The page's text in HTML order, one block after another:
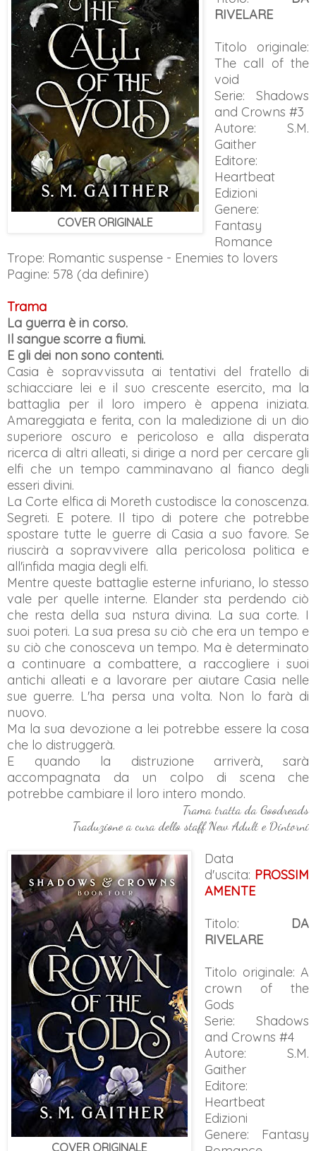
COVER ORIGINALE
RIVELARE
Titolo originale:
The call of the
void
Serie: Shadows
and Crowns #3
Autore: S.M.
Gaither
Editore:
Heartbeat
Edizioni
Genere:
Fantasy
Romance
Trope: Romantic suspense - Enemies to lovers
Pagine: 578 (da definire)
Trama
La guerra è in corso.
Il sangue scorre a fiumi.
E gli dei non sono contenti.
Casia è sopravvissuta ai tentativi del fratello di
schiacciare lei e il suo crescente esercito, ma la
battaglia per il loro impero è appena iniziata.
Amareggiata e ferita, con la maledizione di un dio
superiore oscuro e pericoloso e alla disperata
ricerca di altri alleati, si dirige a nord per cercare gli
elfi che un tempo camminavano al fianco degli
esseri divini.
La Corte elfica di Moreth custodisce la conoscenza.
Segreti. E potere. Il tipo di potere che potrebbe
spostare tutte le guerre di Casia a suo favore. Se
riuscirà a sopravvivere alla pericolosa politica e
all'infida magia degli elfi.
Mentre queste battaglie esterne infuriano, lo stesso
vale per quelle interne. Elander sta perdendo ciò
che resta della sua nstura divina. La sua corte. I
suoi poteri. La sua presa su ciò che era un tempo e
su ciò che conosceva un tempo. Ma è determinato
a continuare a combattere, a raccogliere i suoi
antichi alleati e a lavorare per aiutare Casia nelle
sue guerre. L'ha persa una volta. Non lo farà di
nuovo.
Ma la sua devozione a lei potrebbe essere la cosa
che lo distruggerà.
E quando la distruzione arriverà, sarà
accompagnata da un colpo di scena che
potrebbe cambiare il loro intero mondo.
Trama tratta da Goodreads
Traduzione a cura dello staff New Adult e Dintorni
COVER ORIGINALE
Data
d'uscita: PROSSIM
AMENTE
Titolo: DA
RIVELARE
Titolo originale: A
crown of the
Gods
Serie: Shadows
and Crowns #4
Autore: S.M.
Gaither
Editore:
Heartbeat
Edizioni
Genere: Fantasy